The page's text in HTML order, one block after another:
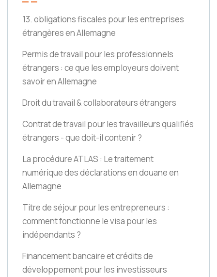
13. obligations fiscales pour les entreprises
étrangères en Allemagne
Permis de travail pour les professionnels
étrangers : ce que les employeurs doivent
savoir en Allemagne
Droit du travail & collaborateurs étrangers
Contrat de travail pour les travailleurs qualifiés
étrangers - que doit-il contenir ?
La procédure ATLAS : Le traitement
numérique des déclarations en douane en
Allemagne
Titre de séjour pour les entrepreneurs :
comment fonctionne le visa pour les
indépendants ?
Financement bancaire et crédits de
développement pour les investisseurs